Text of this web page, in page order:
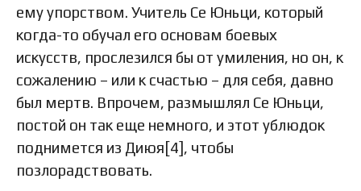
ему упорством. Учитель Се Юньци, который
когда-то обучал его основам боевых
искусств, прослезился бы от умиления, но он, к
сожалению – или к счастью – для себя, давно
был мертв. Впрочем, размышлял Се Юньци,
постой он так еще немного, и этот ублюдок
поднимется из Диюя[4], чтобы
позлорадствовать.